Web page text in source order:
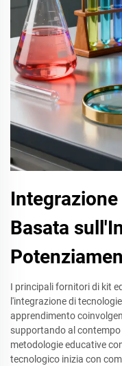
Basata
I principali fornitori di kit
l'integrazione di
apprendimento
supportando al
metodologie educative
tecnologico inizia con